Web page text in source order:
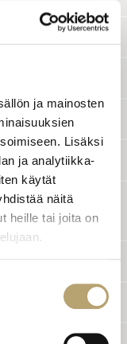
ja mainosten
Lisäksi
ja analytiikka-
käytät
näitä
heille tai joita on
ja